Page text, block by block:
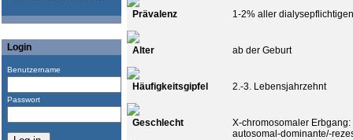
Login
Benutzername
Passwort
Prävalenz 1-2% aller
Alter ab der Geburt
Häufigkeitsgipfel 2.-3. Lebensjahrzehnt
Geschlecht
X-chromosomaler
autosomal-dominante/-